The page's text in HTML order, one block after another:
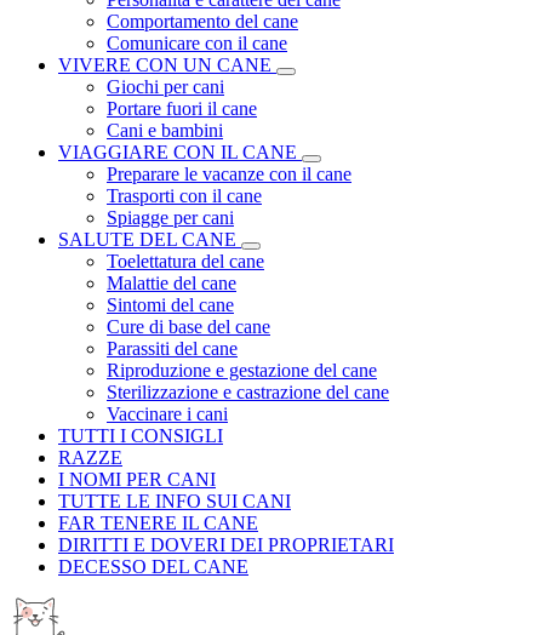
Comportamento del cane
Comunicare con il cane
VIVERE CON UN CANE
Giochi per cani
Portare fuori il cane
Cani e bambini
VIAGGIARE CON IL CANE
Preparare le vacanze con il cane
Trasporti con il cane
Spiagge per cani
SALUTE DEL CANE
Toelettatura del cane
Malattie del cane
Sintomi del cane
Cure di base del cane
Parassiti del cane
Riproduzione e gestazione del cane
Sterilizzazione e castrazione del cane
Vaccinare i cani
TUTTI I CONSIGLI
RAZZE
I NOMI PER CANI
TUTTE LE INFO SUI CANI
FAR TENERE IL CANE
DIRITTI E DOVERI DEI PROPRIETARI
DECESSO DEL CANE